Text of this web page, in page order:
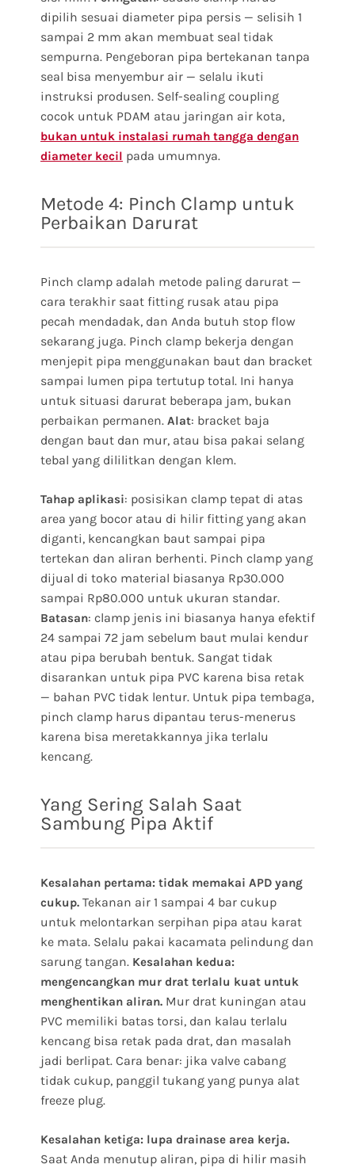
dipilih sesuai diameter pipa persis — selisih 1
sampai 2 mm akan membuat seal tidak
sempurna. Pengeboran pipa bertekanan tanpa
seal bisa menyembur air — selalu ikuti
instruksi produsen. Self-sealing coupling
cocok untuk PDAM atau jaringan air kota,
bukan untuk instalasi rumah tangga dengan
diameter kecil pada umumnya.
Metode 4: Pinch Clamp untuk
Perbaikan Darurat
Pinch clamp adalah metode paling darurat —
cara terakhir saat fitting rusak atau pipa
pecah mendadak, dan Anda butuh stop flow
sekarang juga. Pinch clamp bekerja dengan
menjepit pipa menggunakan baut dan bracket
sampai lumen pipa tertutup total. Ini hanya
untuk situasi darurat beberapa jam, bukan
perbaikan permanen. Alat: bracket baja
dengan baut dan mur, atau bisa pakai selang
tebal yang dililitkan dengan klem.
Tahap aplikasi: posisikan clamp tepat di atas
area yang bocor atau di hilir fitting yang akan
diganti, kencangkan baut sampai pipa
tertekan dan aliran berhenti. Pinch clamp yang
dijual di toko material biasanya Rp30.000
sampai Rp80.000 untuk ukuran standar.
Batasan: clamp jenis ini biasanya hanya efektif
24 sampai 72 jam sebelum baut mulai kendur
atau pipa berubah bentuk. Sangat tidak
disarankan untuk pipa PVC karena bisa retak
— bahan PVC tidak lentur. Untuk pipa tembaga,
pinch clamp harus dipantau terus-menerus
karena bisa meretakkannya jika terlalu
kencang.
Yang Sering Salah Saat
Sambung Pipa Aktif
Kesalahan pertama: tidak memakai APD yang
cukup. Tekanan air 1 sampai 4 bar cukup
untuk melontarkan serpihan pipa atau karat
ke mata. Selalu pakai kacamata pelindung dan
sarung tangan. Kesalahan kedua:
mengencangkan mur drat terlalu kuat untuk
menghentikan aliran. Mur drat kuningan atau
PVC memiliki batas torsi, dan kalau terlalu
kencang bisa retak pada drat, dan masalah
jadi berlipat. Cara benar: jika valve cabang
tidak cukup, panggil tukang yang punya alat
freeze plug.
Kesalahan ketiga: lupa drainase area kerja.
Saat Anda menutup aliran, pipa di hilir masih